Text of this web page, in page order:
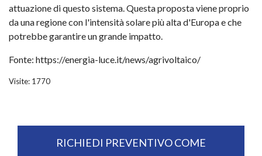
attuazione di questo sistema. Questa proposta viene proprio
da una regione con l'intensità solare più alta d'Europa e che
potrebbe garantire un grande impatto.
Fonte: https://energia-luce.it/news/agrivoltaico/
Visite: 1770
RICHIEDI PREVENTIVO COME